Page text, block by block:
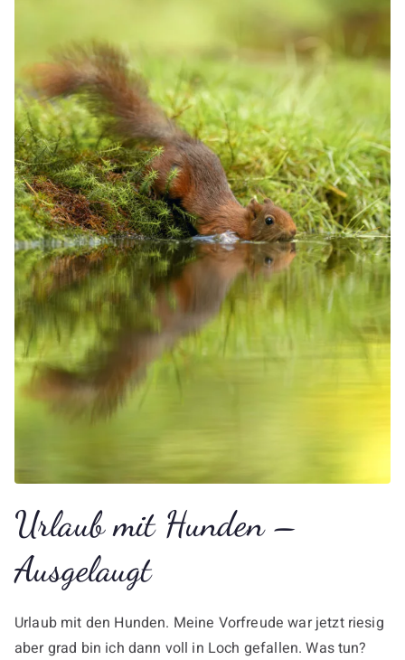
Urlaub mit Hunden –
Ausgelaugt
Urlaub mit den Hunden. Meine Vorfreude war jetzt riesig
aber grad bin ich dann voll in Loch gefallen. Was tun?